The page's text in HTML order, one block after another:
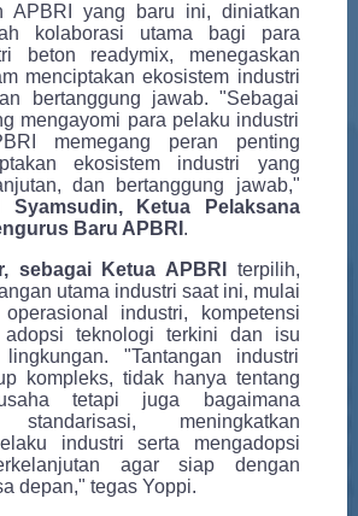
APBRI yang baru ini, diniatkan
kolaborasi utama bagi para
beton readymix, menegaskan
menciptakan ekosistem industri
bertanggung jawab. "Sebagai
mengayomi para pelaku industri
memegang peran penting
ekosistem industri yang
dan bertanggung jawab,"
Syamsudin, Ketua Pelaksana
Baru APBRI .
sebagai Ketua APBRI
terpilih,
utama industri saat ini, mulai
industri, kompetensi
adopsi teknologi terkini dan isu
lingkungan. "Tantangan industri
kompleks, tidak hanya tentang
tetapi juga bagaimana
standarisasi, meningkatkan
industri serta mengadopsi
agar siap dengan
depan," tegas Yoppi.